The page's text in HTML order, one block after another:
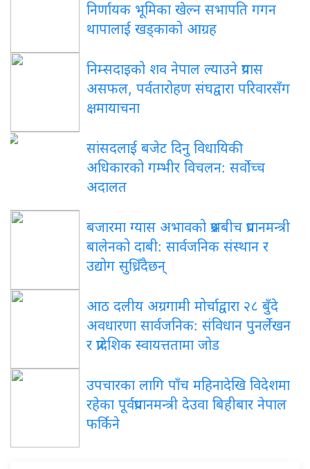
निर्णायक भूमिका खेल्न सभापति गगन
थापालाई खड्काको आग्रह
निम्सदाइको शव नेपाल ल्याउने प्रयास
असफल, पर्वतारोहण संघद्वारा परिवारसँग
क्षमायाचना
सांसदलाई बजेट दिनु विधायिकी
अधिकारको गम्भीर विचलन: सर्वोच्च
अदालत
बजारमा ग्यास अभावको प्रश्नबीच प्रधानमन्त्री
बालेनको दाबी: सार्वजनिक संस्थान र
उद्योग सुध्रिँदैछन्
आठ दलीय अग्रगामी मोर्चाद्वारा २८ बुँदे
अवधारणा सार्वजनिक: संविधान पुनर्लेखन
र प्रादेशिक स्वायत्ततामा जोड
उपचारका लागि पाँच महिनादेखि विदेशमा
रहेका पूर्वप्रधानमन्त्री देउवा बिहीबार नेपाल
फर्किने